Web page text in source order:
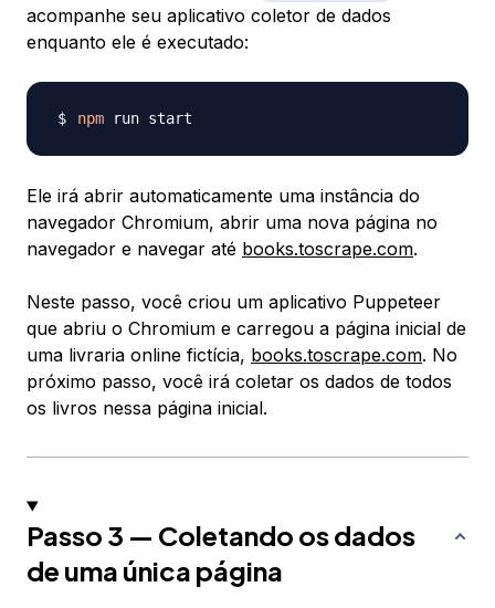
acompanhe seu aplicativo coletor de dados
enquanto ele é executado:
npm
Ele irá abrir automaticamente uma instância do
navegador Chromium, abrir uma nova página no
navegador e navegar até books.toscrape.com.
Neste passo, você criou um aplicativo Puppeteer
que abriu o Chromium e carregou a página inicial de
uma livraria online fictícia, books.toscrape.com. No
próximo passo, você irá coletar os dados de todos
os livros nessa página inicial.
Passo 3 — Coletando os dados
de uma única página